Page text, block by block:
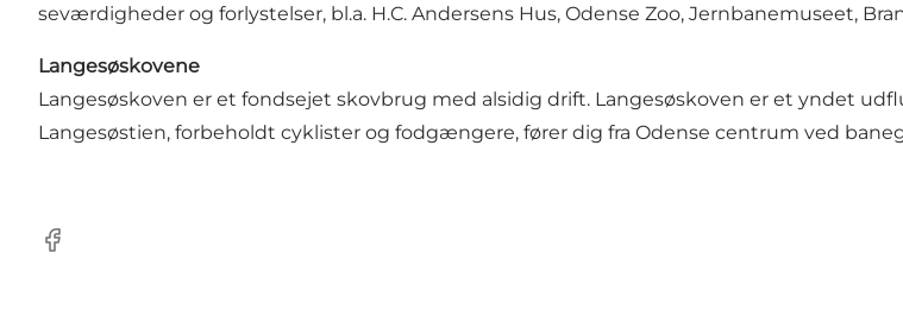
seværdigheder og forlystelser, bl.a. H.C. Andersens Hus, Odense Zoo, Jernbanemuseet,
Langesøskovene
Langesøskoven er et fondsejet skovbrug med alsidig drift. Langesøskoven er et yndet
Langesøstien, forbeholdt cyklister og fodgængere, fører dig fra Odense centrum ved
Facebook